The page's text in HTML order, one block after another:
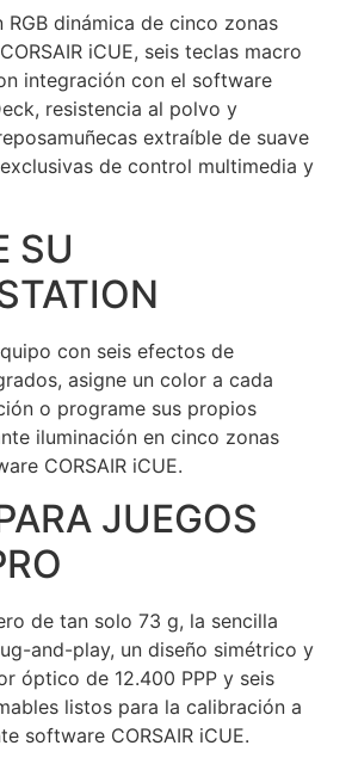
RGB dinámica de cinco zonas
iCUE, seis teclas macro
integración con el software
resistencia al polvo y
extraíble de suave
de control multimedia y
SU
con seis efectos de
asigne un color a cada
o programe sus propios
iluminación en cinco zonas
CORSAIR iCUE.
JUEGOS
de tan solo 73 g, la sencilla
and-play, un diseño simétrico y
óptico de 12.400 PPP y seis
listos para la calibración a
software CORSAIR iCUE.